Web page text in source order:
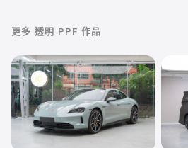
更多 透明 PPF 作品